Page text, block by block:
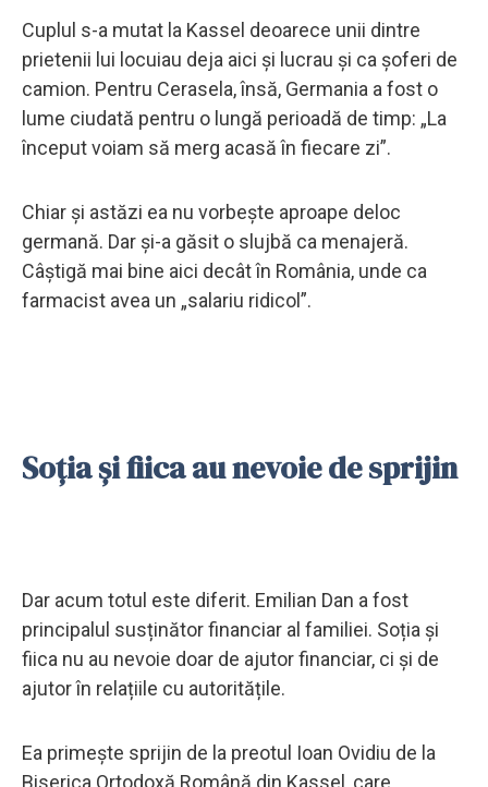
Cuplul s-a mutat la Kassel deoarece unii dintre
prietenii lui locuiau deja aici și lucrau și ca șoferi de
camion. Pentru Cerasela, însă, Germania a fost o
lume ciudată pentru o lungă perioadă de timp: „La
început voiam să merg acasă în fiecare zi”.
Chiar și astăzi ea nu vorbește aproape deloc
germană. Dar și-a găsit o slujbă ca menajeră.
Câștigă mai bine aici decât în ​​România, unde ca
farmacist avea un „salariu ridicol”.
Soția și fiica au nevoie de sprijin
Dar acum totul este diferit. Emilian Dan a fost
principalul susținător financiar al familiei. Soția și
fiica nu au nevoie doar de ajutor financiar, ci și de
ajutor în relațiile cu autoritățile.
Ea primește sprijin de la preotul Ioan Ovidiu de la
Biserica Ortodoxă Română din Kassel, care